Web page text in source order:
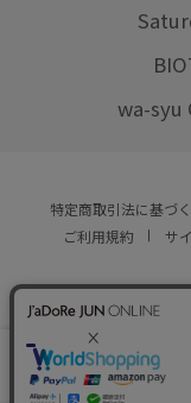
wa-syu
特定商取引法に基づ
ご利用規約
サ
© JUN
店舗在庫
をみる